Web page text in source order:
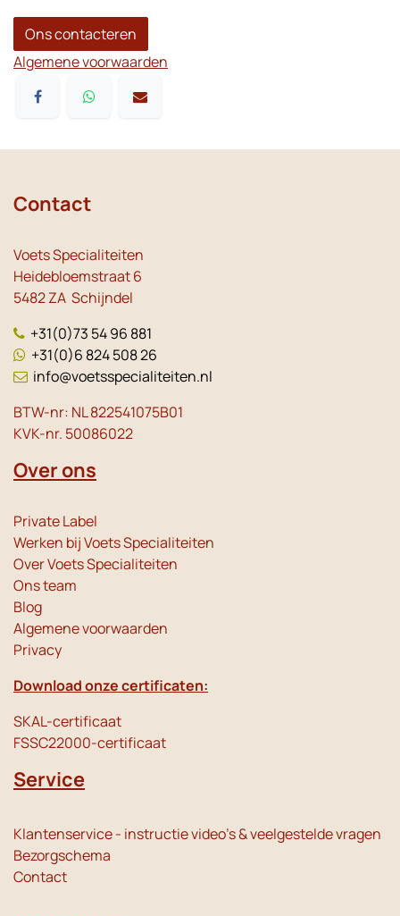
Ons contacteren
Algemene voorwaarden
Contact
Voets Specialiteiten
Heidebloemstraat 6
5482 ZA Schijndel
+31(0)73 54 96 881
+31(0)6 824 508 26
info@voetsspecialiteiten.nl
BTW-nr: NL 822541075B01
KVK-nr. 50086022
Over ons
Private Label
Werken bij Voets Specialiteiten
Over Voets Specialiteiten
Ons team
Blog
Algemene voorwaarden
Privacy
Download onze certificaten:
SKAL-certificaat
FSSC22000-certificaat
Service
Klantenservice - instructie video's & veelgestelde vragen
Bezorgschema
Contact